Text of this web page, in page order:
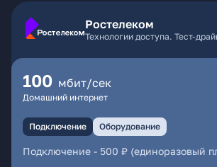
Ростелеком
Технологии доступа. Тест-
100 мбит/сек
Домашний интернет
Подключение Оборудование
Подключение - 500 ₽ (единоразовый